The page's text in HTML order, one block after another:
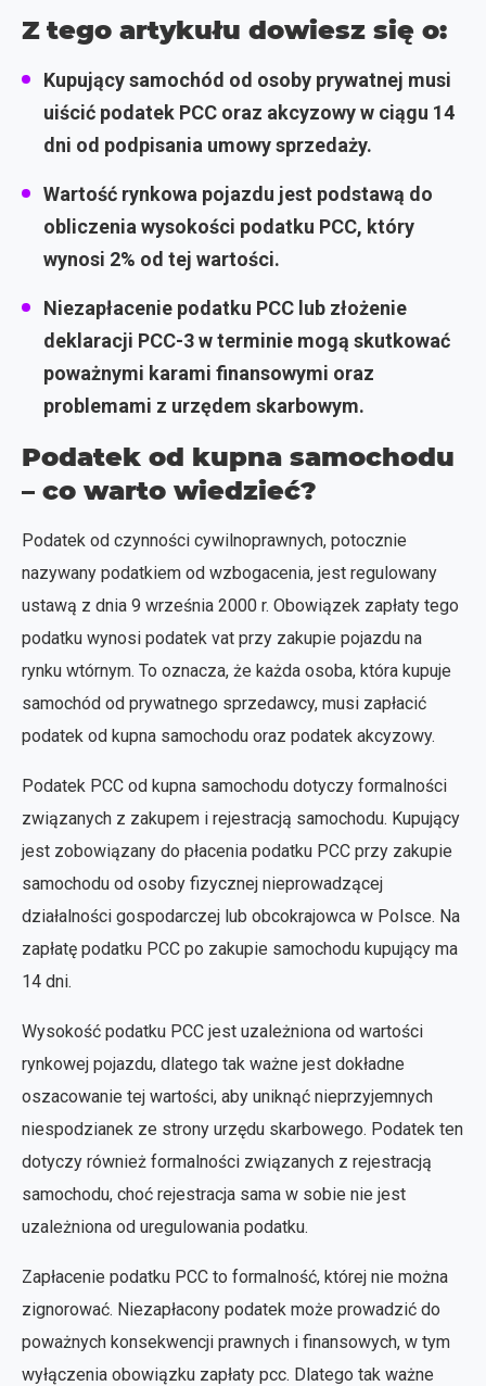
Z tego artykułu dowiesz się o:
Kupujący samochód od osoby prywatnej musi
uiścić podatek PCC oraz akcyzowy w ciągu 14
dni od podpisania umowy sprzedaży.
Wartość rynkowa pojazdu jest podstawą do
obliczenia wysokości podatku PCC, który
wynosi 2% od tej wartości.
Niezapłacenie podatku PCC lub złożenie
deklaracji PCC-3 w terminie mogą skutkować
poważnymi karami finansowymi oraz
problemami z urzędem skarbowym.
Podatek od kupna samochodu
– co warto wiedzieć?
Podatek od czynności cywilnoprawnych, potocznie
nazywany podatkiem od wzbogacenia, jest regulowany
ustawą z dnia 9 września 2000 r. Obowiązek zapłaty tego
podatku wynosi podatek vat przy zakupie pojazdu na
rynku wtórnym. To oznacza, że każda osoba, która kupuje
samochód od prywatnego sprzedawcy, musi zapłacić
podatek od kupna samochodu oraz podatek akcyzowy.
Podatek PCC od kupna samochodu dotyczy formalności
związanych z zakupem i rejestracją samochodu. Kupujący
jest zobowiązany do płacenia podatku PCC przy zakupie
samochodu od osoby fizycznej nieprowadzącej
działalności gospodarczej lub obcokrajowca w Polsce. Na
zapłatę podatku PCC po zakupie samochodu kupujący ma
14 dni.
Wysokość podatku PCC jest uzależniona od wartości
rynkowej pojazdu, dlatego tak ważne jest dokładne
oszacowanie tej wartości, aby uniknąć nieprzyjemnych
niespodzianek ze strony urzędu skarbowego. Podatek ten
dotyczy również formalności związanych z rejestracją
samochodu, choć rejestracja sama w sobie nie jest
uzależniona od uregulowania podatku.
Zapłacenie podatku PCC to formalność, której nie można
zignorować. Niezapłacony podatek może prowadzić do
poważnych konsekwencji prawnych i finansowych, w tym
wyłączenia obowiązku zapłaty pcc. Dlatego tak ważne